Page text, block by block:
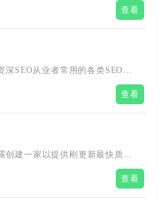
链接检查、网站域名IP查询、查看
深SEO从业者常用的各类SEO站
链工具、长尾挖掘、排名工具
查看
创建一家以提供刚更新最快质量
术资源分享网站,每天更新 百度
动,刚更新新闻资讯,技术活动以
查看